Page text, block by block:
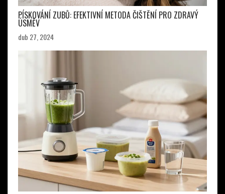
PÍSKOVÁNÍ ZUBŮ: EFEKTIVNÍ METODA ČIŠTĚNÍ PRO ZDRAVÝ
ÚSMĚV
dub 27, 2024